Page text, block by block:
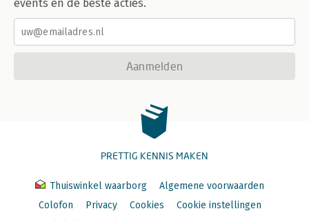
events en de beste acties.
Aanmelden
PRETTIG KENNIS MAKEN
Thuiswinkel waarborg
Algemene voorwaarden
Colofon
Privacy Cookies
Cookie instellingen